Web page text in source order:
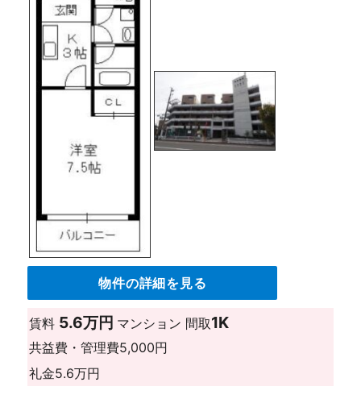
物件の詳細を見る
賃料 5.6万円 マンション 間取1K
共益費・管理費5,000円
礼金5.6万円